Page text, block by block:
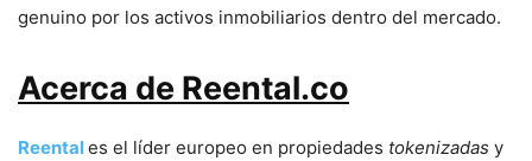
genuino por los activos inmobiliarios dentro del mercado.
Acerca de Reental.co
Reentales el líder europeo en propiedades tokenizadas y